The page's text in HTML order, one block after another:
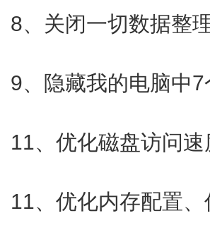
8、关闭一切数据整
9、隐藏我的电脑中7
11、优化磁盘访问
11、优化内存配置